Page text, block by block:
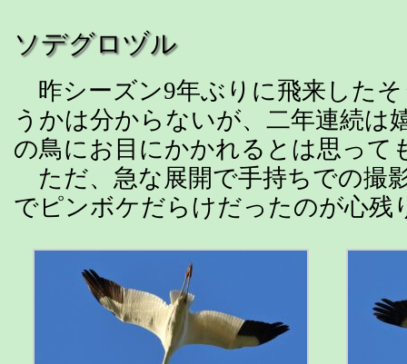
ソデグロヅル
昨シーズン9年ぶりに飛来した
うかは分からないが、二年連続
の鳥にお目にかかれるとは思って
ただ、急な展開で手持ちでの撮
でピンボケだらけだったのが心残